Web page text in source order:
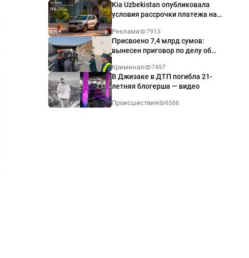
Kia Uzbekistan опубликовала
условия рассрочки платежа на
годовых
Реклама 7913
Присвоено 7,4 млрд сумов:
вынесен приговор по делу об
Ташкенте
Криминал 7497
В Джизаке в ДТП погибла 21-
летняя блогерша — видео
Происшествия 6566